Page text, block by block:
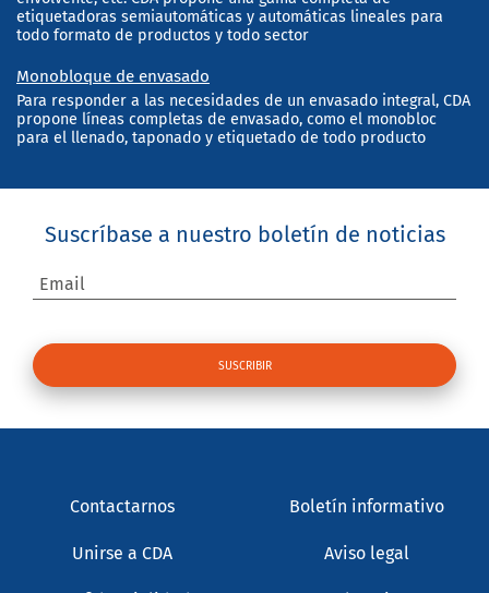
etiquetadoras semiautomáticas y automáticas lineales para
todo formato de productos y todo sector
Monobloque de envasado
Para responder a las necesidades de un envasado integral, CDA
propone líneas completas de envasado, como el monobloc
para el llenado, taponado y etiquetado de todo producto
Suscríbase a nuestro boletín de noticias
Email
Contactarnos Boletín informativo
Unirse a CDA Aviso legal